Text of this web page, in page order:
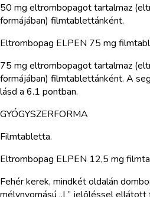
50 mg eltrombopagot tartalmaz
formájában) filmtablettánként.
Eltrombopag ELPEN 75 mg
75 mg eltrombopagot tartalmaz
formájában) filmtablettánként. A
lásd a 6.1 pontban.
GYÓGYSZERFORMA
Filmtabletta.
Eltrombopag ELPEN 12,5 mg
Fehér kerek, mindkét oldalán
mélynyomású „L” jelöléssel